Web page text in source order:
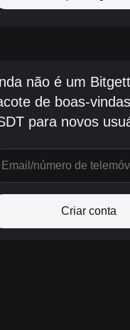
não é um
de boas-
para novos
Criar conta